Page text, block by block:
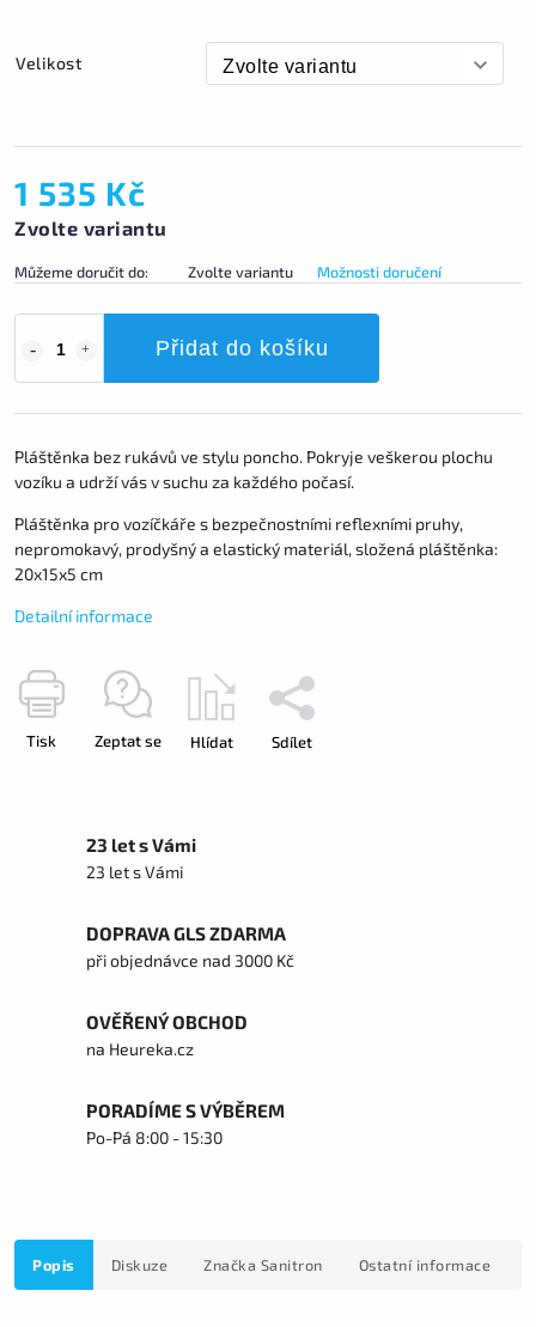
Velikost
1 535 Kč
Zvolte variantu
Můžeme doručit do: Zvolte variantu Možnosti doručení
Přidat do košíku
Pláštěnka bez rukávů ve stylu poncho. Pokryje veškerou plochu
vozíku a udrží vás v suchu za každého počasí.
Pláštěnka pro vozíčkáře s bezpečnostními reflexními pruhy,
nepromokavý, prodyšný a elastický materiál, složená pláštěnka:
20x15x5 cm
Detailní informace
Tisk Zeptat se Hlídat Sdílet
23 let s Vámi
23 let s Vámi
DOPRAVA GLS ZDARMA
při objednávce nad 3000 Kč
OVĚŘENÝ OBCHOD
na Heureka.cz
PORADÍME S VÝBĚREM
Po-Pá 8:00 - 15:30
Popis Diskuze Značka Sanitron Ostatní informace